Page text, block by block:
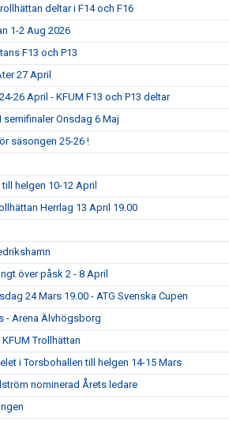
deltar i F14 och F16
1-2 Aug 2026
F13 och P13
27 April
26 April - KFUM F13 och P13 deltar
Onsdag 6 Maj
säsongen 25-26 !
helgen 10-12 April
Herrlag 13 April 19.00
över påsk 2 - 8 April
24 Mars 19.00 - ATG Svenska Cupen
- Arena Älvhögsborg
Trollhättan
i Torsbohallen till helgen 14-15 Mars
nominerad Årets ledare